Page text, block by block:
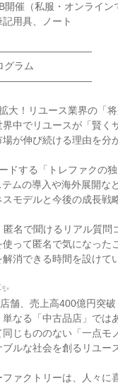
開催（私服・オンライン
用具、ノート
グラム
大！リユース業界の「
界中でリユースが「賢く
が伸び続ける理由を分
ドする「トレファクの
ムの導入や海外展開な
モデルと今後の成長戦
匿名で聞けるリアル質問
使って匿名で気になった
消できる時間を設けて
舗、売上高400億円突破
なる「中古品店」では
じもののない「一点モ
ブルな社会を創るリユー
ファクトリーは、人々に